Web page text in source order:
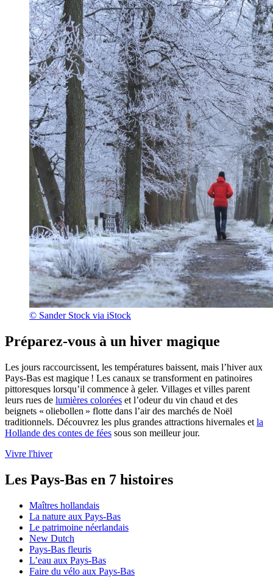
© Sander Stock via iStock
Préparez-vous à un hiver magique
Les jours raccourcissent, les températures baissent, mais l’hiver aux
Pays-Bas est magique ! Les canaux se transforment en patinoires
pittoresques lorsqu’il commence à geler. Villages et villes parent
leurs rues de lumières colorées et l’odeur du vin chaud et des
beignets « oliebollen » flotte dans l’air des marchés de Noël
traditionnels. Découvrez les plus grandes attractions hivernales et la
Hollande des contes de fées sous son meilleur jour.
Vivre l'hiver
Les Pays-Bas en 7 histoires
Maîtres hollandais
La nature aux Pays-Bas
Le patrimoine néerlandais
New Dutch
Pays-Bas fleuris
L’eau aux Pays-Bas
Faire du vélo aux Pays-Bas